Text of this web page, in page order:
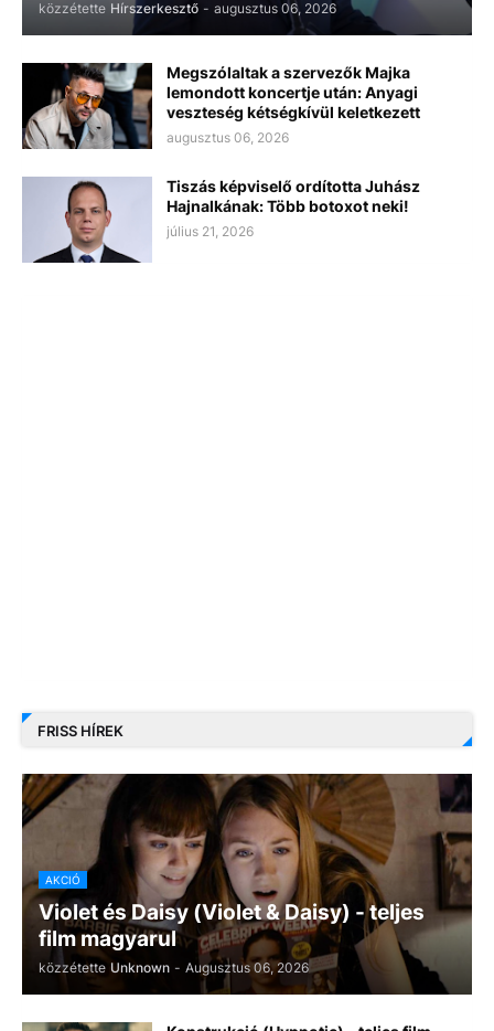
közzétette Hírszerkesztő - augusztus 06, 2026
Megszólaltak a szervezők Majka
lemondott koncertje után: Anyagi
veszteség kétségkívül keletkezett
augusztus 06, 2026
Tiszás képviselő ordította Juhász
Hajnalkának: Több botoxot neki!
július 21, 2026
FRISS HÍREK
AKCIÓ
Violet és Daisy (Violet & Daisy) - teljes
film magyarul
közzétette Unknown - Augusztus 06, 2026